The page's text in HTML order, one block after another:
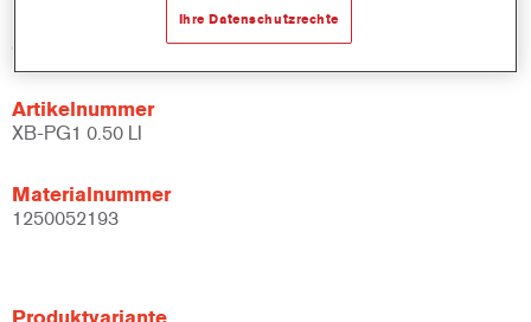
0.5LT
Artikelnummer
XB-PG1 0.50 LI
Materialnummer
1250052193
Produktvariante
Ihre Datenschutzrechte